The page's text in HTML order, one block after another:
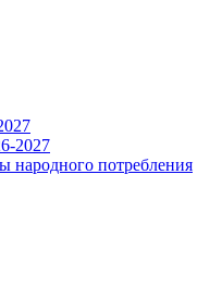
2027
народного потребления